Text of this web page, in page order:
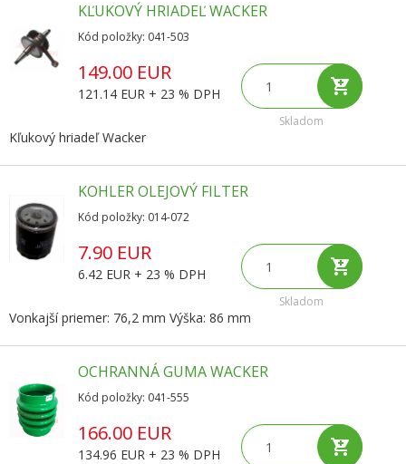
KĽUKOVÝ HRIADEĽ WACKER
Kód položky: 041-503
149.00 EUR
121.14 EUR + 23 % DPH
Skladom
Kľukový hriadeľ Wacker
KOHLER OLEJOVÝ FILTER
Kód položky: 014-072
7.90 EUR
6.42 EUR + 23 % DPH
Skladom
Vonkajší priemer: 76,2 mm Výška: 86 mm
OCHRANNÁ GUMA WACKER
Kód položky: 041-555
166.00 EUR
134.96 EUR + 23 % DPH